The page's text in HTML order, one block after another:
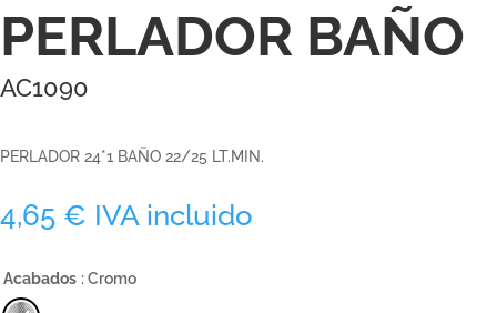
PERLADOR BAÑO
AC1090
PERLADOR 24*1 BAÑO 22/25 LT.MIN.
4,65 € IVA incluido
Acabados : Cromo